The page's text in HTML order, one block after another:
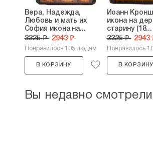
Вера, Надежда,
Любовь и мать их
София икона на...
3325 ₽ 2943 ₽
Понравилось 105 людям
В КОРЗИНУ
Иоанн
икона на
старину (18...
3325 ₽ 2943
Понравилось
В КОРЗИНУ
Вы недавно смотрели